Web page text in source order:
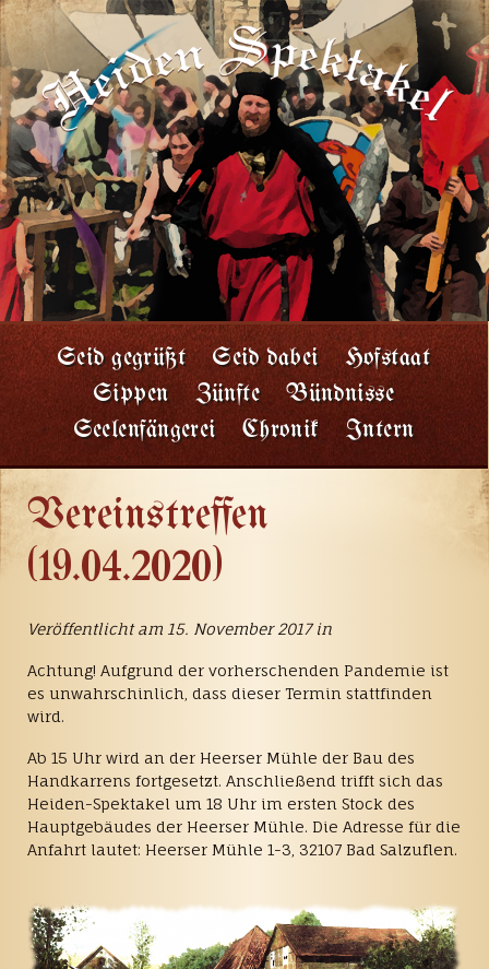
Seid gegrüßt Seid dabei
Hofstaat
Sippen
Zünfte
Bündnisse
Seelenfängerei
Chronik Intern
Vereinstreffen
(19.04.2020)
Veröffentlicht am 15. November 2017 in
Achtung! Aufgrund der vorherschenden Pandemie ist
es unwahrschinlich, dass dieser Termin stattfinden
wird.
Ab 15 Uhr wird an der Heerser Mühle der Bau des
Handkarrens fortgesetzt. Anschließend trifft sich das
Heiden-Spektakel um 18 Uhr im ersten Stock des
Hauptgebäudes der Heerser Mühle. Die Adresse für die
Anfahrt lautet: Heerser Mühle 1-3, 32107 Bad Salzuflen.